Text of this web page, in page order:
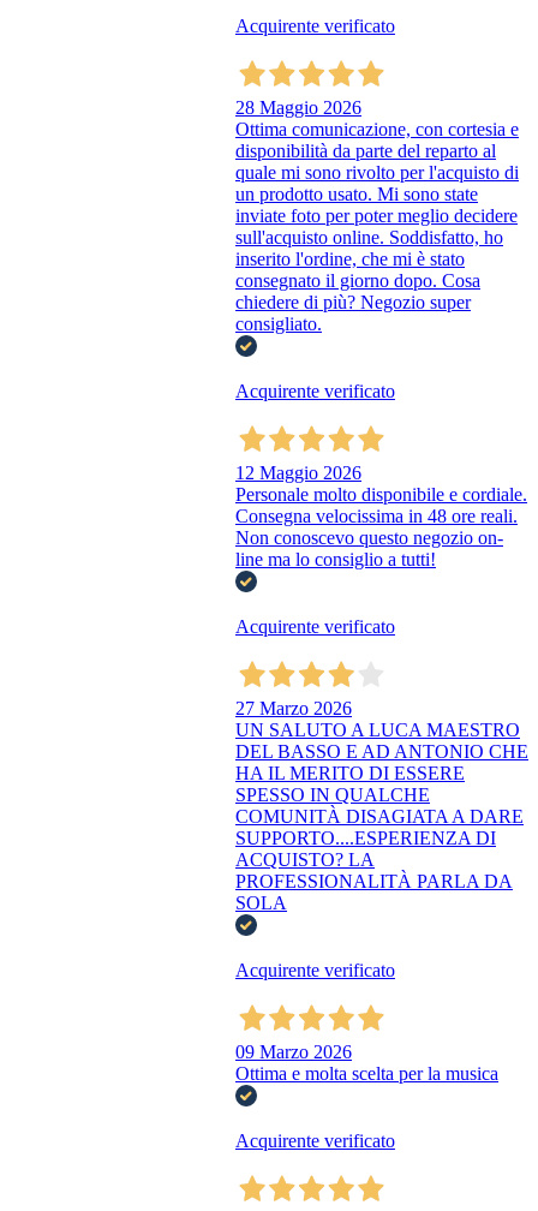
Acquirente verificato
28 Maggio 2026
Ottima comunicazione, con cortesia e
disponibilità da parte del reparto al
quale mi sono rivolto per l'acquisto di
un prodotto usato. Mi sono state
inviate foto per poter meglio decidere
sull'acquisto online. Soddisfatto, ho
inserito l'ordine, che mi è stato
consegnato il giorno dopo. Cosa
chiedere di più? Negozio super
consigliato.
Acquirente verificato
12 Maggio 2026
Personale molto disponibile e cordiale.
Consegna velocissima in 48 ore reali.
Non conoscevo questo negozio on-
line ma lo consiglio a tutti!
Acquirente verificato
27 Marzo 2026
UN SALUTO A LUCA MAESTRO
DEL BASSO E AD ANTONIO CHE
HA IL MERITO DI ESSERE
SPESSO IN QUALCHE
COMUNITÀ DISAGIATA A DARE
SUPPORTO....ESPERIENZA DI
ACQUISTO? LA
PROFESSIONALITÀ PARLA DA
SOLA
Acquirente verificato
09 Marzo 2026
Ottima e molta scelta per la musica
Acquirente verificato